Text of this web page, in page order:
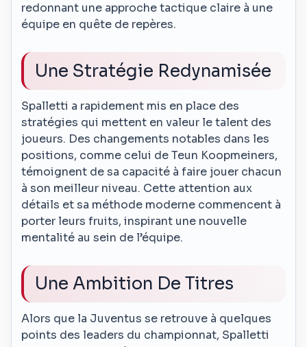
redonnant une approche tactique claire à une
équipe en quête de repères.
Une Stratégie Redynamisée
Spalletti a rapidement mis en place des
stratégies qui mettent en valeur le talent des
joueurs. Des changements notables dans les
positions, comme celui de Teun Koopmeiners,
témoignent de sa capacité à faire jouer chacun
à son meilleur niveau. Cette attention aux
détails et sa méthode moderne commencent à
porter leurs fruits, inspirant une nouvelle
mentalité au sein de l’équipe.
Une Ambition De Titres
Alors que la Juventus se retrouve à quelques
points des leaders du championnat, Spalletti